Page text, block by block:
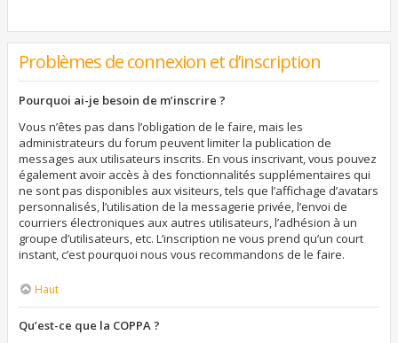
Problèmes de connexion et d’inscription
Pourquoi ai-je besoin de m’inscrire ?
Vous n’êtes pas dans l’obligation de le faire, mais les
administrateurs du forum peuvent limiter la publication de
messages aux utilisateurs inscrits. En vous inscrivant, vous pouvez
également avoir accès à des fonctionnalités supplémentaires qui
ne sont pas disponibles aux visiteurs, tels que l’affichage d’avatars
personnalisés, l’utilisation de la messagerie privée, l’envoi de
courriers électroniques aux autres utilisateurs, l’adhésion à un
groupe d’utilisateurs, etc. L’inscription ne vous prend qu’un court
instant, c’est pourquoi nous vous recommandons de le faire.
Haut
Qu’est-ce que la COPPA ?